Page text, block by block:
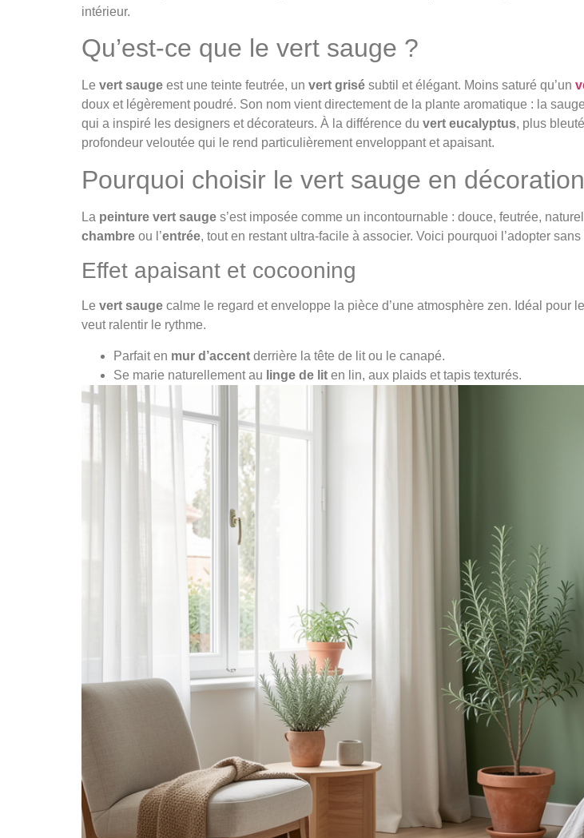
intérieur.
Qu’est-ce que le vert sauge ?
Le vert sauge est une teinte feutrée, un vert grisé subtil et élégant. Moins saturé qu’un
doux et légèrement poudré. Son nom vient directement de la plante aromatique : la
qui a inspiré les designers et décorateurs. À la différence du vert eucalyptus, plus
profondeur veloutée qui le rend particulièrement enveloppant et apaisant.
Pourquoi choisir le vert sauge en
La peinture vert sauge s’est imposée comme un incontournable : douce, feutrée,
chambre ou l’entrée, tout en restant ultra-facile à associer. Voici pourquoi l’adopter sans
Effet apaisant et cocooning
Le vert sauge calme le regard et enveloppe la pièce d’une atmosphère zen. Idéal pour
veut ralentir le rythme.
Parfait en mur d’accent derrière la tête de lit ou le canapé.
Se marie naturellement au linge de lit en lin, aux plaids et tapis texturés.